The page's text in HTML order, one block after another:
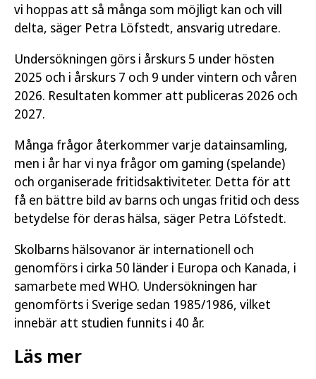
vi hoppas att så många som möjligt kan och vill
delta, säger Petra Löfstedt, ansvarig utredare.
Undersökningen görs i årskurs 5 under hösten
2025 och i årskurs 7 och 9 under vintern och våren
2026. Resultaten kommer att publiceras 2026 och
2027.
Många frågor återkommer varje datainsamling,
men i år har vi nya frågor om gaming (spelande)
och organiserade fritidsaktiviteter. Detta för att
få en bättre bild av barns och ungas fritid och dess
betydelse för deras hälsa, säger Petra Löfstedt.
Skolbarns hälsovanor är internationell och
genomförs i cirka 50 länder i Europa och Kanada, i
samarbete med WHO. Undersökningen har
genomförts i Sverige sedan 1985/1986, vilket
innebär att studien funnits i 40 år.
Läs mer